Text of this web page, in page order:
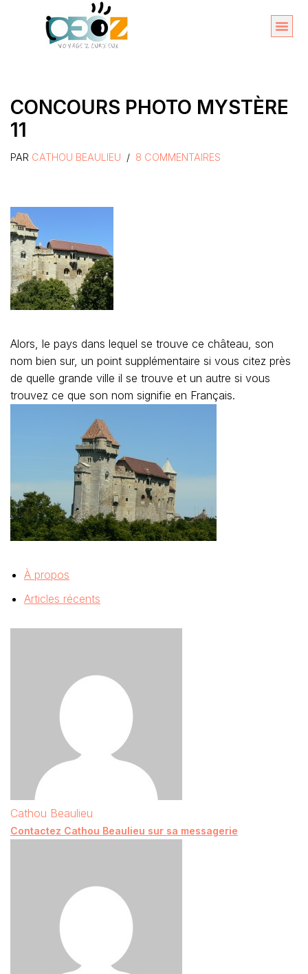
CONCOURS PHOTO MYSTÈRE
11
PAR CATHOU BEAULIEU 8 COMMENTAIRES
Alors, le pays dans lequel se trouve ce château, son
nom bien sur, un point supplémentaire si vous citez près
de quelle grande ville il se trouve et un autre si vous
trouvez ce que son nom signifie en Français.
À propos
Articles récents
Cathou Beaulieu
Contactez Cathou Beaulieu sur sa messagerie